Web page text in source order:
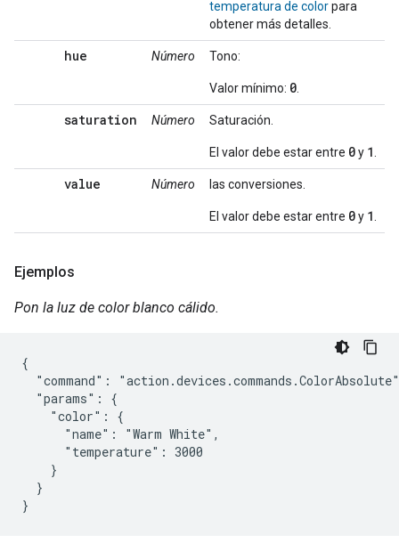
temperatura de colorpara
obtener más detalles.
hue Número Tono:
Valor mínimo: 0
saturation Número Saturación.
El valor debe estar entre 0y 1
value Número las conversiones.
El valor debe estar entre 0y 1
Ejemplos
Pon la luz de color blanco cálido.
{
"command":
  "params": {
    "color": {
      "name": "Warm White",
      "temperature": 3000
    }
  }
}